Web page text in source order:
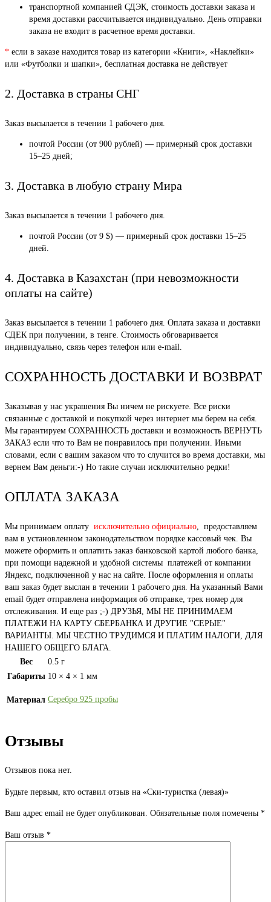
транспортной компанией СДЭК, стоимость доставки заказа и
время доставки рассчитывается индивидуально. День отправки
заказа не входит в расчетное время доставки.
* если в заказе находится товар из категории «Книги», «Наклейки»
или «Футболки и шапки», бесплатная доставка не действует
2. Доставка в страны СНГ
Заказ высылается в течении 1 рабочего дня.
почтой России (от 900 рублей) — примерный срок доставки
15–25 дней;
3. Доставка в любую страну Мира
Заказ высылается в течении 1 рабочего дня.
почтой России (от 9 $) — примерный срок доставки 15–25
дней.
4. Доставка в Казахстан (при невозможности
оплаты на сайте)
Заказ высылается в течении 1 рабочего дня. Оплата заказа и доставки
СДЕК при получении, в тенге. Стоимость обговаривается
индивидуально, связь через телефон или e-mail.
СОХРАННОСТЬ ДОСТАВКИ И ВОЗВРАТ
Заказывая у нас украшения Вы ничем не рискуете. Все риски
связанные с доставкой и покупкой через интернет мы берем на себя.
Мы гарантируем СОХРАННОСТЬ доставки и возможность ВЕРНУТЬ
ЗАКАЗ если что то Вам не понравилось при получении. Иными
словами, если с вашим заказом что то случится во время доставки, мы
вернем Вам деньги:-) Но такие случаи исключительно редки!
ОПЛАТА ЗАКАЗА
Мы принимаем оплату исключительно официально, предоставляем
вам в установленном законодательством порядке кассовый чек. Вы
можете оформить и оплатить заказ банковской картой любого банка,
при помощи надежной и удобной системы платежей от компании
Яндекс, подключенной у нас на сайте. После оформления и оплаты
ваш заказ будет выслан в течении 1 рабочего дня. На указанный Вами
email будет отправлена информация об отправке, трек номер для
отслеживания. И еще раз ;-) ДРУЗЬЯ, МЫ НЕ ПРИНИМАЕМ
ПЛАТЕЖИ НА КАРТУ СБЕРБАНКА И ДРУГИЕ "СЕРЫЕ"
ВАРИАНТЫ. МЫ ЧЕСТНО ТРУДИМСЯ И ПЛАТИМ НАЛОГИ, ДЛЯ
НАШЕГО ОБЩЕГО БЛАГА.
Вес
0.5 г
Габариты 10 × 4 × 1 мм
Материал Серебро 925 пробы
Отзывы
Отзывов пока нет.
Будьте первым, кто оставил отзыв на «Ски-туристка (левая)»
Ваш адрес email не будет опубликован. Обязательные поля помечены *
Ваш отзыв *